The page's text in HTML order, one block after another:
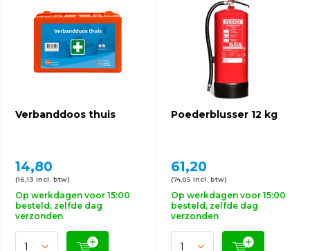
Verbanddoos thuis
14,80
(16,13 Incl. btw)
Op werkdagen voor 15:00
besteld, zelfde dag
verzonden
Poederblusser 12 kg
61,20
(74,05 Incl. btw)
Op werkdagen voor 15:00
besteld, zelfde dag
verzonden